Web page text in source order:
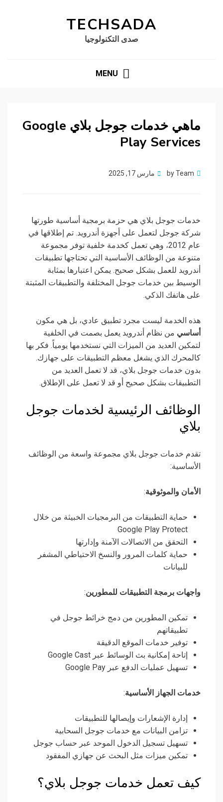
TECHSADA
صدى التكنولوجيا
MENU
ماهي خدمات جوجل بلاي Google
Play Services
byTeam
Posted
مارس 17, 2025
خدمات جوجل بلاي هي حزمة برمجية أساسية طورتها
شركة جوجل لتعمل على أجهزة أندرويد. تم إطلاقها في
عام 2012، وهي تعمل كخدمة خلفية توفر مجموعة
متنوعة من الوظائف الأساسية التي تحتاجها تطبيقات
أندرويد للعمل بشكل صحيح. يمكن اعتبارها بمثابة
الوسيط بين خدمات جوجل المختلفة والتطبيقات المثبتة
على هاتفك الذكي.
هذه الخدمة ليست مجرد تطبيق عادي، بل هي مكون
أساسي من نظام أندرويد يعمل بصمت في الخلفية
لتمكين العديد من الميزات التي نستخدمها يومياً. فكر بها
كالمحرك الذي يشغل معظم التطبيقات على جهازك.
بدون خدمات جوجل بلاي، قد لا تعمل العديد من
التطبيقات بشكل صحيح أو قد لا تعمل على الإطلاق.
الوظائف الرئيسية لخدمات جوجل
بلاي
تقدم خدمات جوجل بلاي مجموعة واسعة من الوظائف
الأساسية:
الأمان والموثوقية:
حماية التطبيقات من البرمجيات الخبيثة من خلال
Google Play Protect
التحقق من الاتصالات الآمنة وإدارتها
حماية كلمات المرور والنسخ الاحتياطي المشفر
للبيانات
واجهات برمجة التطبيقات للمطورين:
تمكين المطورين من دمج خرائط جوجل في
تطبيقاتهم
توفير خدمات الموقع الدقيقة
إتاحة إمكانية بث الوسائط عبر Google Cast
تسهيل عمليات الدفع عبر Google Pay
خدمات الجهاز الأساسية:
إدارة الإشعارات وإيصالها للتطبيقات
تزامن البيانات مع خدمات جوجل السحابية
تسهيل تسجيل الدخول الموحد عبر حساب جوجل
تمكين ميزات مثل البحث عن جهازي المفقود
كيف تعمل خدمات جوجل بلاي؟